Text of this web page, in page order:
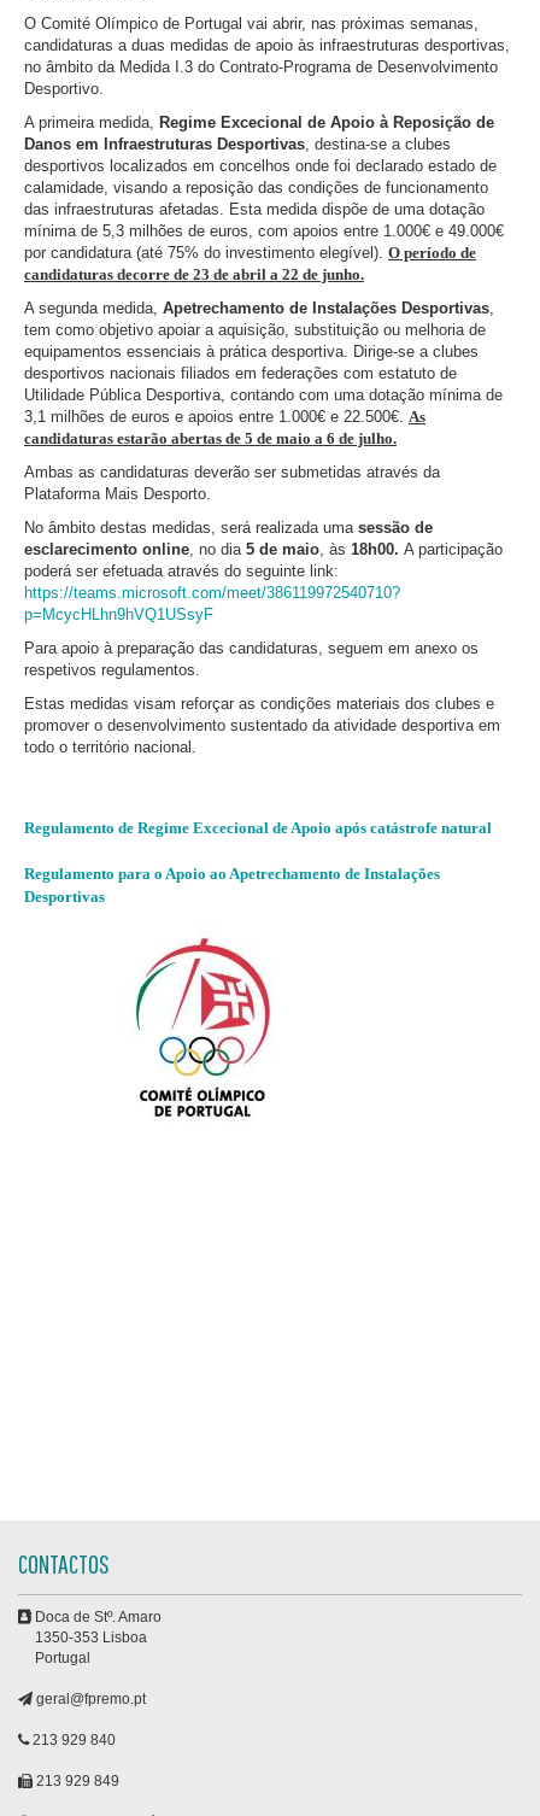
O Comité Olímpico de Portugal vai abrir, nas próximas semanas,
candidaturas a duas medidas de apoio às infraestruturas desportivas,
no âmbito da Medida I.3 do Contrato-Programa de Desenvolvimento
Desportivo.
A primeira medida, Regime Excecional de Apoio à Reposição de
Danos em Infraestruturas Desportivas, destina-se a clubes
desportivos localizados em concelhos onde foi declarado estado de
calamidade, visando a reposição das condições de funcionamento
das infraestruturas afetadas. Esta medida dispõe de uma dotação
mínima de 5,3 milhões de euros, com apoios entre 1.000€ e 49.000€
por candidatura (até 75% do investimento elegível). O período de
candidaturas decorre de 23 de abril a 22 de junho.
A segunda medida, Apetrechamento de Instalações Desportivas,
tem como objetivo apoiar a aquisição, substituição ou melhoria de
equipamentos essenciais à prática desportiva. Dirige-se a clubes
desportivos nacionais filiados em federações com estatuto de
Utilidade Pública Desportiva, contando com uma dotação mínima de
3,1 milhões de euros e apoios entre 1.000€ e 22.500€. As
candidaturas estarão abertas de 5 de maio a 6 de julho.
Ambas as candidaturas deverão ser submetidas através da
Plataforma Mais Desporto.
No âmbito destas medidas, será realizada uma sessão de
esclarecimento online, no dia 5 de maio, às 18h00. A participação
poderá ser efetuada através do seguinte link:
https://teams.microsoft.com/meet/386119972540710?
p=McycHLhn9hVQ1USsyF
Para apoio à preparação das candidaturas, seguem em anexo os
respetivos regulamentos.
Estas medidas visam reforçar as condições materiais dos clubes e
promover o desenvolvimento sustentado da atividade desportiva em
todo o território nacional.
Regulamento de Regime Excecional de Apoio após catástrofe natural
Regulamento para o Apoio ao Apetrechamento de Instalações
Desportivas
CONTACTOS
Doca de Stº. Amaro
1350-353 Lisboa
Portugal
geral@fpremo.pt
213 929 840
213 929 849